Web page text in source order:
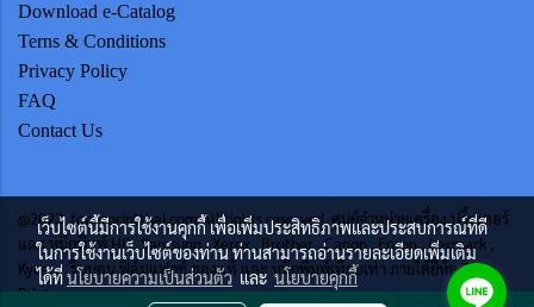
Download e-Catalog
Terns & Conditions
Privacy Policy
FAQ
Contact Us
@2023 tonerprintthai.com All rights reserved. ศูนย์จำหน่ายเครื่อง ปริ้นเตอร์
และ หมึกพิมพ์ HP , Samsung , Xerox , Brother , Canon , Epson , Lexmark ,
Kycera ริบบอน ฟิล์มแฟกซ์ ของแท้ และ หมึกพิมพ์เทียบเท่า ภายใต้ยี่ห้อ TTS
Print
เว็บไซต์นี้มีการใช้งานคุกกี้ เพื่อเพิ่มประสิทธิภาพและประสบการณ์ที่ดี
ในการใช้งานเว็บไซต์ของท่าน ท่านสามารถอ่านรายละเอียดเพิ่มเติม
ได้ที่นโยบายความเป็นส่วนตัวและ นโยบายคุกกี้